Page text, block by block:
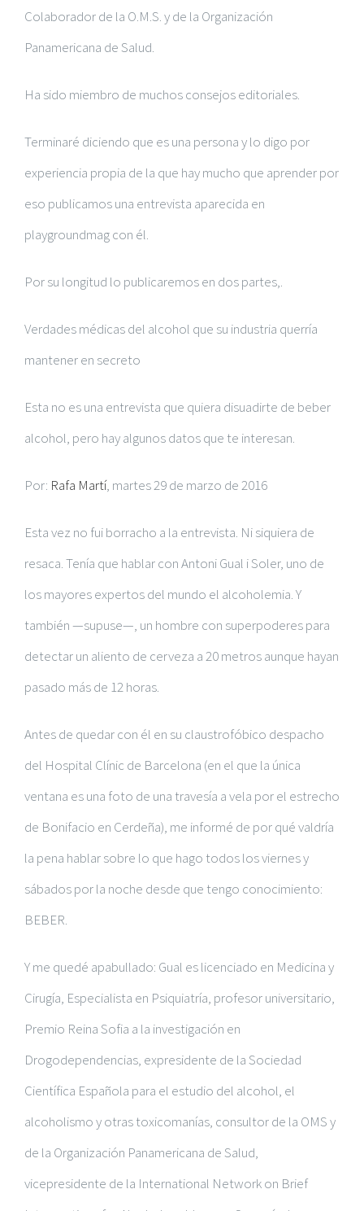
Colaborador de la O.M.S. y de la Organización
Panamericana de Salud.
Ha sido miembro de muchos consejos editoriales.
Terminaré diciendo que es una persona y lo digo por
experiencia propia de la que hay mucho que aprender por
eso publicamos una entrevista aparecida en
playgroundmag con él.
Por su longitud lo publicaremos en dos partes,.
Verdades médicas del alcohol que su industria querría
mantener en secreto
Esta no es una entrevista que quiera disuadirte de beber
alcohol, pero hay algunos datos que te interesan.
Por: Rafa Martí, martes 29 de marzo de 2016
Esta vez no fui borracho a la entrevista. Ni siquiera de
resaca. Tenía que hablar con Antoni Gual i Soler, uno de
los mayores expertos del mundo el alcoholemia. Y
también —supuse—, un hombre con superpoderes para
detectar un aliento de cerveza a 20 metros aunque hayan
pasado más de 12 horas.
Antes de quedar con él en su claustrofóbico despacho
del Hospital Clínic de Barcelona (en el que la única
ventana es una foto de una travesía a vela por el estrecho
de Bonifacio en Cerdeña), me informé de por qué valdría
la pena hablar sobre lo que hago todos los viernes y
sábados por la noche desde que tengo conocimiento:
BEBER.
Y me quedé apabullado: Gual es licenciado en Medicina y
Cirugía, Especialista en Psiquiatría, profesor universitario,
Premio Reina Sofia a la investigación en
Drogodependencias, expresidente de la Sociedad
Científica Española para el estudio del alcohol, el
alcoholismo y otras toxicomanías, consultor de la OMS y
de la Organización Panamericana de Salud,
vicepresidente de la International Network on Brief